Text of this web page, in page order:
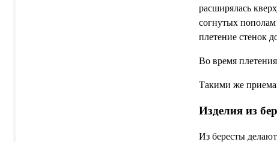
расширялась
согнутых
плетение стенок
Во время
Такими же
Изделия из
Из бересты